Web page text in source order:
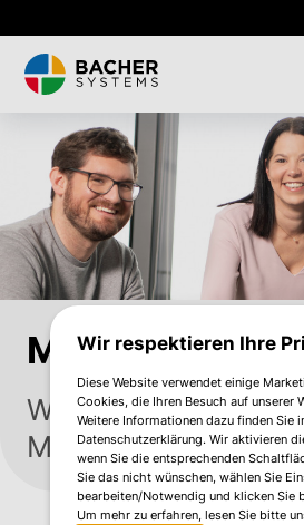
to
main
content
Mit dabei sein
Wir leben IT und
Mitverantwortung
Wir respektieren Ihre
Diese Website verwendet einige
Cookies, die Ihren Besuch auf unserer
Weitere Informationen dazu finden Sie
Datenschutzerklärung. Wir aktivieren
wenn Sie die entsprechenden
Sie das nicht wünschen, wählen Sie
bearbeiten/Notwendig und klicken Sie
Um mehr zu erfahren, lesen Sie bitte